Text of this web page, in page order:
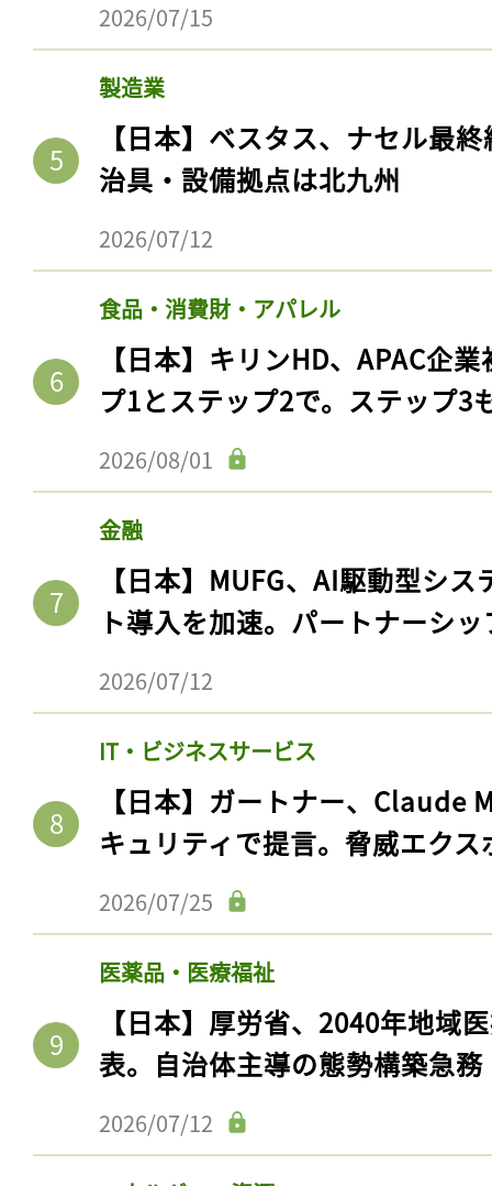
2026/07/15
製造業
【日本】ベスタス、ナセル最
治具・設備拠点は北九州
2026/07/12
食品・消費財・アパレル
【日本】キリンHD、APAC企
プ1とステップ2で。ステップ3
2026/08/01
金融
【日本】MUFG、AI駆動型シ
ト導入を加速。パートナーシ
2026/07/12
IT・ビジネスサービス
【日本】ガートナー、Claude
キュリティで提言。脅威エク
2026/07/25
医薬品・医療福祉
【日本】厚労省、2040年地域
表。自治体主導の態勢構築急務
2026/07/12